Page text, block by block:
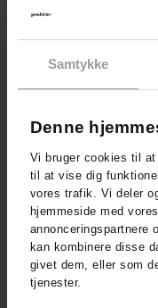
Samtykke
Denne
Vi bruger cookies til
til at vise dig
vores trafik. Vi deler
hjemmeside med
annonceringspartnere
kan kombinere disse
givet dem, eller som
tjenester.